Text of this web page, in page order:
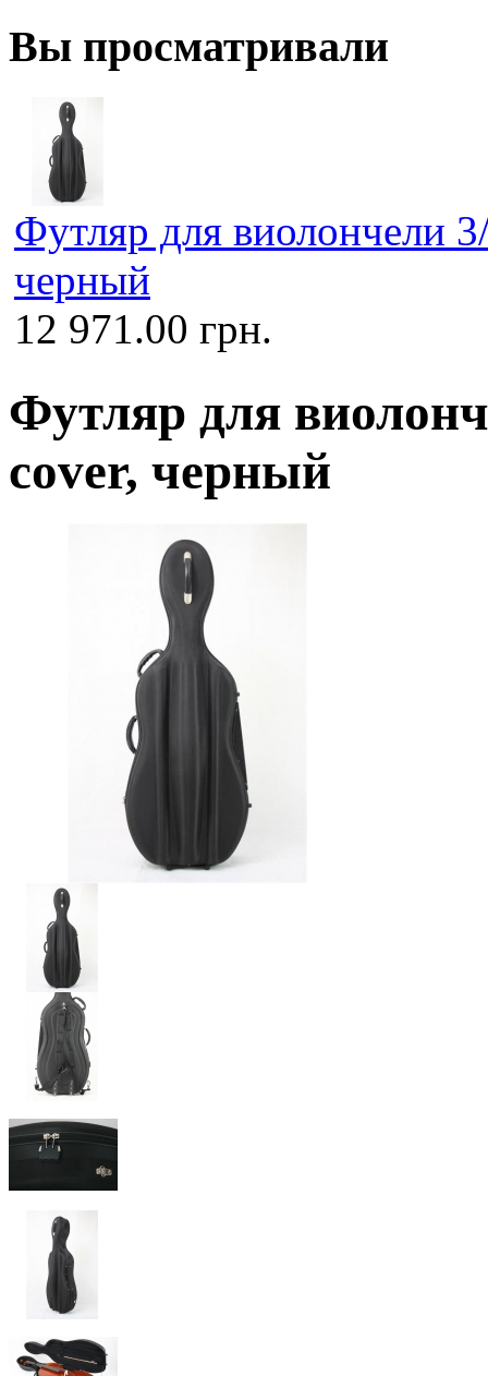
Вы просматривали
Футляр для виолончели
черный
12 971.00 грн.
Футляр для
cover, черный